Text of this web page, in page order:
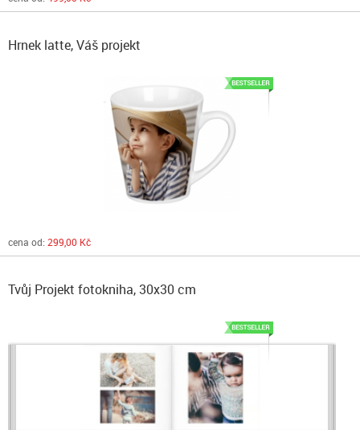
Hrnek latte, Váš projekt
cena od: 299,00 Kč
Tvůj Projekt fotokniha, 30x30 cm